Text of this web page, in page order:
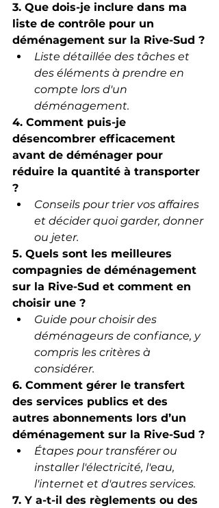
3. Que dois-je inclure dans ma
liste de contrôle pour un
déménagement sur la Rive-Sud ?
Liste détaillée des tâches et
des éléments à prendre en
compte lors d'un
déménagement.
4. Comment puis-je
désencombrer efficacement
avant de déménager pour
réduire la quantité à transporter
?
Conseils pour trier vos affaires
et décider quoi garder, donner
ou jeter.
5. Quels sont les meilleures
compagnies de déménagement
sur la Rive-Sud et comment en
choisir une ?
Guide pour choisir des
déménageurs de confiance, y
compris les critères à
considérer.
6. Comment gérer le transfert
des services publics et des
autres abonnements lors d’un
déménagement sur la Rive-Sud ?
Étapes pour transférer ou
installer l'électricité, l'eau,
l'internet et d'autres services.
7. Y a-t-il des règlements ou des